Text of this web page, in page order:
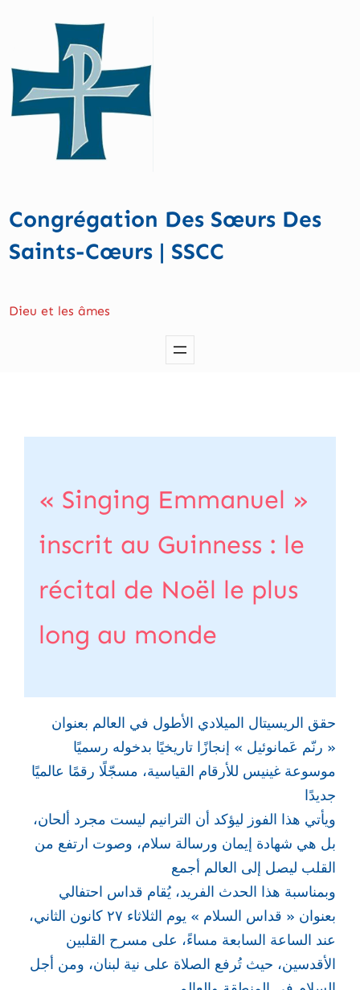
Congrégation Des Sœurs Des
Saints-Cœurs | SSCC
Dieu et les âmes
« Singing Emmanuel »
inscrit au Guinness : le
récital de Noël le plus
long au monde
حقق الريسيتال الميلادي الأطول في العالم بعنوان
« رنّم عَمانوئيل » إنجازًا تاريخيًا بدخوله رسميًا
موسوعة غينيس للأرقام القياسية، مسجّلًا رقمًا عالميًا
جديدًا
ويأتي هذا الفوز ليؤكد أن الترانيم ليست مجرد ألحان،
بل هي شهادة إيمان ورسالة سلام، وصوت ارتفع من
القلب ليصل إلى العالم أجمع
وبمناسبة هذا الحدث الفريد، يُقام قداس احتفالي
بعنوان « قداس السلام » يوم الثلاثاء ٢٧ كانون الثاني،
عند الساعة السابعة مساءً، على مسرح القلبين
الأقدسين، حيث تُرفع الصلاة على نية لبنان، ومن أجل